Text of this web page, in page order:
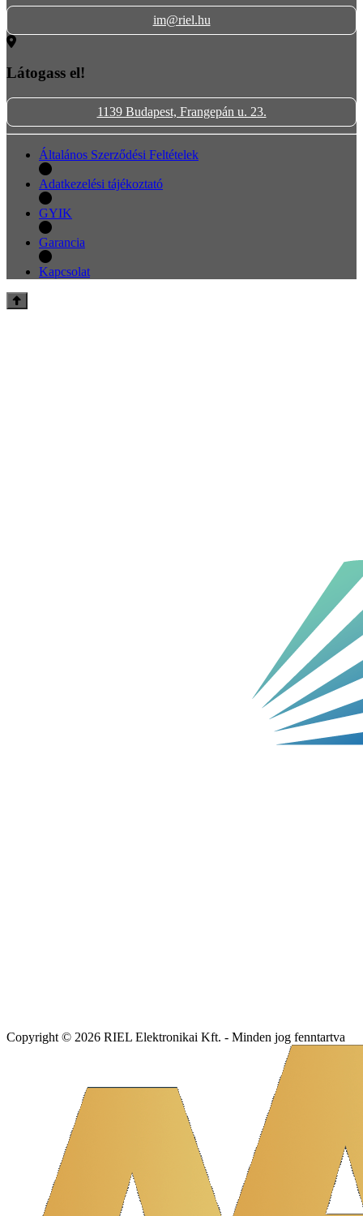
im@riel.hu
Látogass el!
1139 Budapest, Frangepán u. 23.
Általános Szerződési Feltételek
Adatkezelési tájékoztató
GYIK
Garancia
Kapcsolat
Copyright © 2026 RIEL Elektronikai Kft. - Minden jog fenntartva